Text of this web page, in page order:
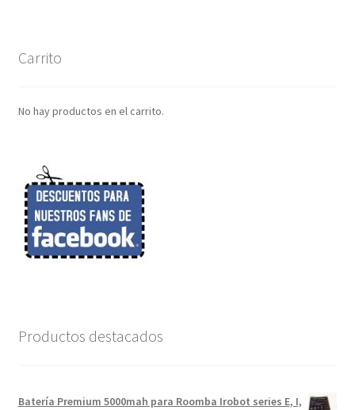
Carrito
No hay productos en el carrito.
Productos destacados
Batería Premium 5000mah para Roomba Irobot series E, I,